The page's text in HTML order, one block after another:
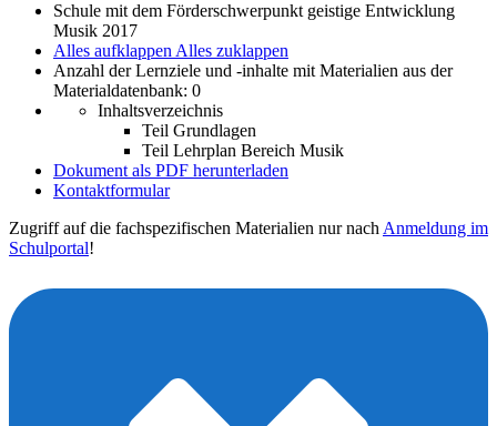
Schule mit dem Förderschwerpunkt geistige Entwicklung
Musik 2017
Alles aufklappen Alles zuklappen
Anzahl der Lernziele und -inhalte mit Materialien aus der
Materialdatenbank: 0
Inhaltsverzeichnis
Teil Grundlagen
Teil Lehrplan Bereich Musik
Dokument als PDF herunterladen
Kontaktformular
Zugriff auf die fachspezifischen Materialien nur nach Anmeldung im
Schulportal!